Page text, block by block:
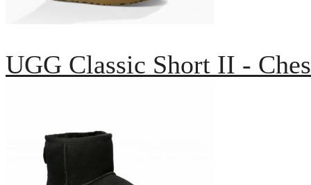
UGG Classic Short II -